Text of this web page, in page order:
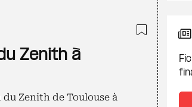
Zenith à
Zenith de Toulouse à